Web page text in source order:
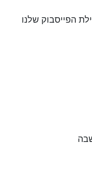
הפייסבוק שלנו